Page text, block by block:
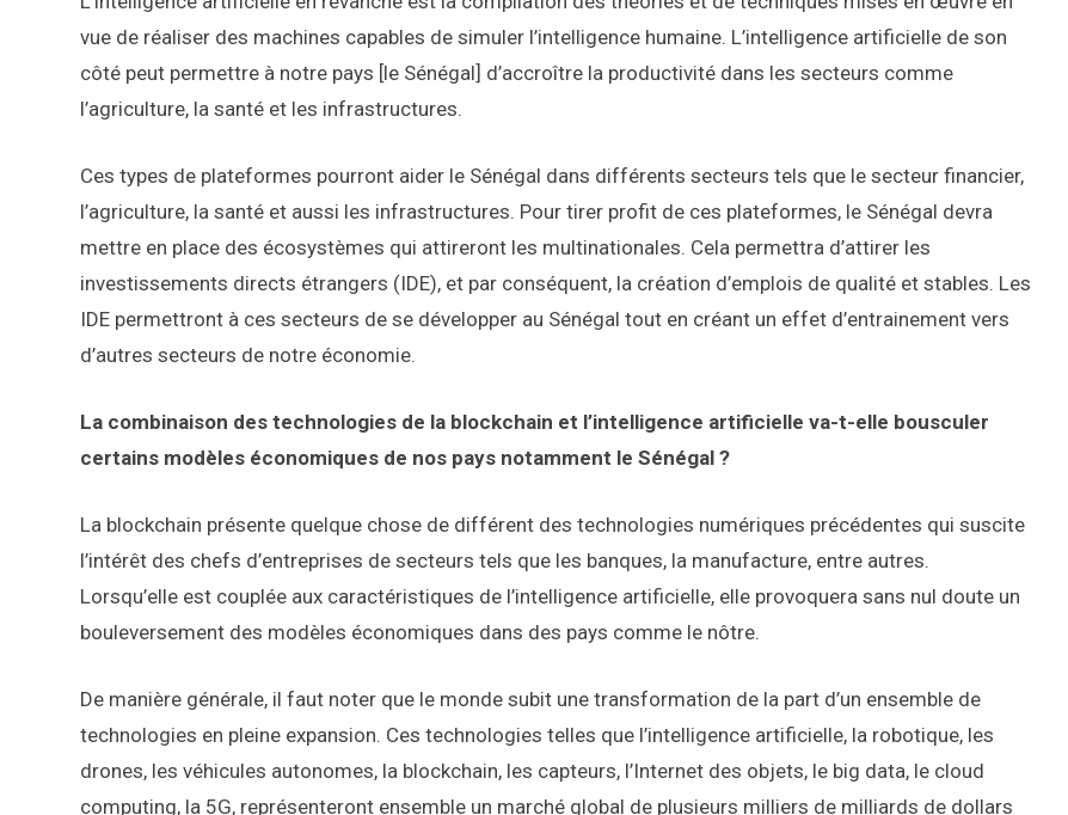
vue de réaliser des machines capables de simuler l’intelligence humaine. L’intelligence artificielle de son
côté peut permettre à notre pays [le Sénégal] d’accroître la productivité dans les secteurs comme
l’agriculture, la santé et les infrastructures.
Ces types de plateformes pourront aider le Sénégal dans différents secteurs tels que le secteur financier,
l’agriculture, la santé et aussi les infrastructures. Pour tirer profit de ces plateformes, le Sénégal devra
mettre en place des écosystèmes qui attireront les multinationales. Cela permettra d’attirer les
investissements directs étrangers (IDE), et par conséquent, la création d’emplois de qualité et stables. Les
IDE permettront à ces secteurs de se développer au Sénégal tout en créant un effet d’entrainement vers
d’autres secteurs de notre économie.
La combinaison des technologies de la blockchain et l’intelligence artificielle va-t-elle bousculer
certains modèles économiques de nos pays notamment le Sénégal ?
La blockchain présente quelque chose de différent des technologies numériques précédentes qui suscite
l’intérêt des chefs d’entreprises de secteurs tels que les banques, la manufacture, entre autres.
Lorsqu’elle est couplée aux caractéristiques de l’intelligence artificielle, elle provoquera sans nul doute un
bouleversement des modèles économiques dans des pays comme le nôtre.
De manière générale, il faut noter que le monde subit une transformation de la part d’un ensemble de
technologies en pleine expansion. Ces technologies telles que l’intelligence artificielle, la robotique, les
drones, les véhicules autonomes, la blockchain, les capteurs, l’Internet des objets, le big data, le cloud
computing, la 5G, représenteront ensemble un marché global de plusieurs milliers de milliards de dollars